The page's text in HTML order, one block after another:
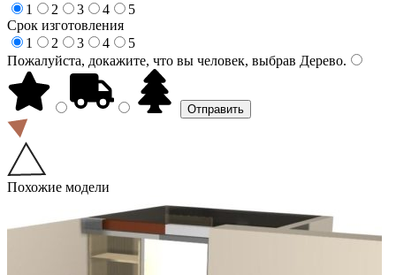
1
2 3 4
5
Срок изготовления
1
2 3 4
5
Пожалуйста, докажите, что вы человек, выбрав Дерево.
Похожие модели